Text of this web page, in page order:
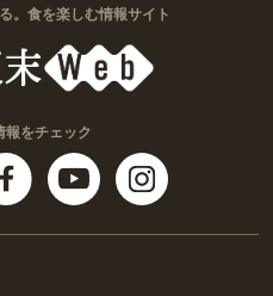
。食を楽しむ情報サイト
報をチェック